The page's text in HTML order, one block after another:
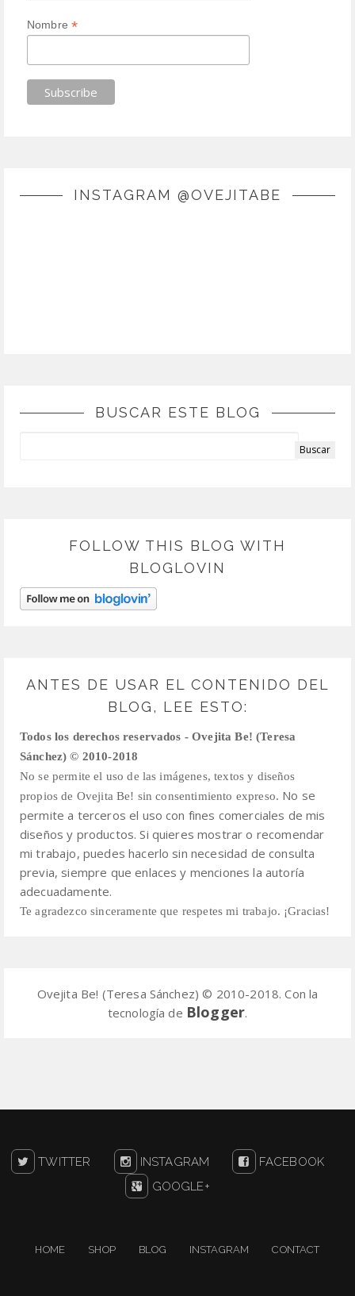
Nombre*
INSTAGRAM @OVEJITABE
BUSCAR ESTE BLOG
FOLLOW THIS BLOG WITH
BLOGLOVIN
ANTES DE USAR EL CONTENIDO DEL
BLOG, LEE ESTO:
Todos los derechos reservados - Ovejita Be! (Teresa
Sánchez) © 2010-2018
No se permite el uso de las imágenes, textos y diseños
propios de Ovejita Be! sin consentimiento expreso. No se
permite a terceros el uso con fines comerciales de mis
diseños y productos.Si quieres mostrar o recomendar
mi trabajo, puedes hacerlo sin necesidad de consulta
previa, siempre que enlaces y menciones la autoría
adecuadamente.
Te agradezco sinceramente que respetes mi trabajo. ¡Gracias!
Ovejita Be! (Teresa Sánchez) © 2010-2018. Con la
tecnología de Blogger.
TWITTER INSTAGRAM
FACEBOOK
GOOGLE+
HOME SHOP BLOG INSTAGRAM CONTACT